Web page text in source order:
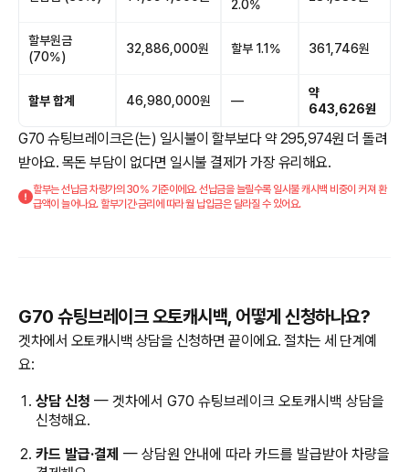
2.0%
할부원금
(70%)
32,886,000원 할부 1.1% 361,746원
할부 합계 46,980,000원 —
약
643,626원
G70 슈팅브레이크은(는) 일시불이 할부보다 약 295,974원 더 돌려
받아요. 목돈 부담이 없다면 일시불 결제가 가장 유리해요.
할부는 선납금 차량가의 30% 기준이에요. 선납금을 늘릴수록 일시불 캐시백 비중이 커져 환
급액이 늘어나요. 할부기간·금리에 따라 월 납입금은 달라질 수 있어요.
G70 슈팅브레이크 오토캐시백, 어떻게 신청하나요?
겟차에서 오토캐시백 상담을 신청하면 끝이에요. 절차는 세 단계예
요:
상담 신청 — 겟차에서 G70 슈팅브레이크 오토캐시백 상담을
신청해요.
카드 발급·결제 — 상담원 안내에 따라 카드를 발급받아 차량을